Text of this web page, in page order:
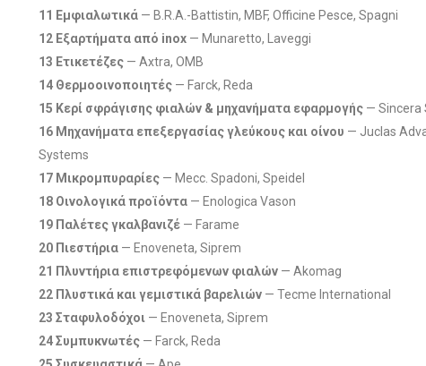
11 Εμφιαλωτικά — B.R.A.-Battistin, MBF, Officine Pesce, Spagni
12 Εξαρτήματα από inox — Munaretto, Laveggi
13 Ετικετέζες — Axtra, OMB
14 Θερμοοινοποιητές — Farck, Reda
15 Κερί σφράγισης φιαλών & μηχανήματα εφαρμογής — Sincera
16 Μηχανήματα επεξεργασίας γλεύκους και οίνου — Juclas
Systems
17 Μικρομπυραρίες — Μecc. Spadoni, Speidel
18 Οινολογικά προϊόντα — Enologica Vason
19 Παλέτες γκαλβανιζέ — Farame
20 Πιεστήρια — Enoveneta, Siprem
21 Πλυντήρια επιστρεφόμενων φιαλών — Akomag
22 Πλυστικά και γεμιστικά βαρελιών — Tecme International
23 Σταφυλοδόχοι — Enoveneta, Siprem
24 Συμπυκνωτές — Farck, Reda